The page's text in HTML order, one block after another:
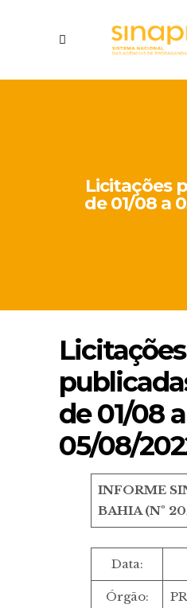
Licitações
de 01/08 a
Licitações
de 01/08 a
05/08/
INFORME
BAHIA (Nº
Data:
Órgão: